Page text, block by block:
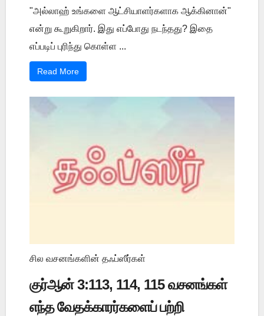
"அல்லாஹ் உங்களை ஆட்சியாளர்களாக ஆக்கினான்"
என்று கூறுகிறார். இது எப்போது நடந்தது? இதை
எப்படிப் புரிந்து கொள்ள ...
Read More
சில வசனங்களின் தஃப்ஸீர்கள்
குர்ஆன் 3:113, 114, 115 வசனங்கள்
எந்த வேதக்காரர்களைப் பற்றி